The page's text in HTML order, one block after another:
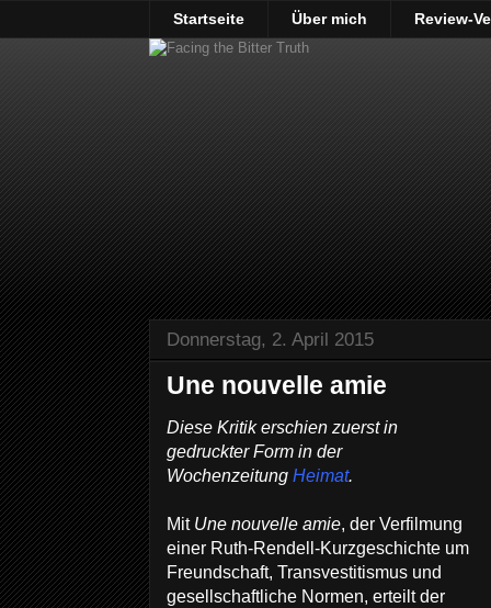
Startseite Über mich Review-
Donnerstag, 2. April 2015
Une nouvelle amie
Diese Kritik erschien zuerst in
gedruckter Form in der
Wochenzeitung Heimat.
Mit Une nouvelle amie, der Verfilmung
einer Ruth-Rendell-Kurzgeschichte um
Freundschaft, Transvestitismus und
gesellschaftliche Normen, erteilt der